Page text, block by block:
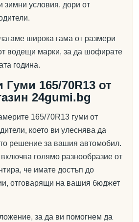
зимни условия, дори от
широка гама от размери
водещи марки, за да шофирате
година.
Гуми 165/70R13 от
24gumi.bg
165/70R13 гуми от
което ви улеснява да
решение за вашия автомобил.
голямо разнообразие от
че имате достъп до
отговарящи на вашия бюджет
за да ви помогнем да